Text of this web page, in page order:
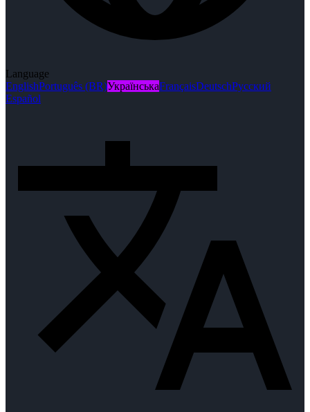
Language
EnglishPortuguês (BR)УкраїнськаFrançaisDeutschРусский
Español